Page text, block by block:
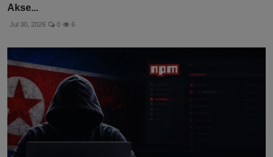
Akse...
Jul 30, 2026 0 6